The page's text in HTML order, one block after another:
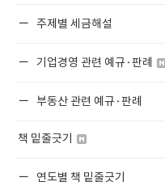
주제별 세금해설
기업경영 관련 예규·판례
부동산 관련 예규·판례
책 밑줄긋기
연도별 책 밑줄긋기